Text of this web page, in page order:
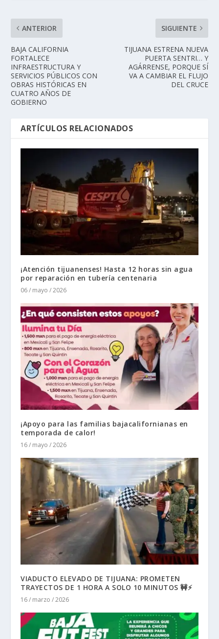
ANTERIOR
BAJA CALIFORNIA
FORTALECE
INFRAESTRUCTURA Y
SERVICIOS PÚBLICOS CON
OBRAS HISTÓRICAS EN
CUATRO AÑOS DE
GOBIERNO
SIGUIENTE
TIJUANA ESTRENA NUEVA
PUERTA SENTRI… Y
AGÁRRENSE, PORQUE SÍ
VA A CAMBIAR EL FLUJO
DEL CRUCE
ARTÍCULOS RELACIONADOS
¡Atención tijuanenses! Hasta 12 horas sin agua
por reparación en tubería centenaria
06 / mayo / 2026
¡Apoyo para las familias bajacalifornianas en
temporada de calor!
16 / mayo / 2026
VIADUCTO ELEVADO DE TIJUANA: PROMETEN
TRAYECTOS DE 1 HORA A SOLO 10 MINUTOS 🚧⚡
16 / marzo / 2026